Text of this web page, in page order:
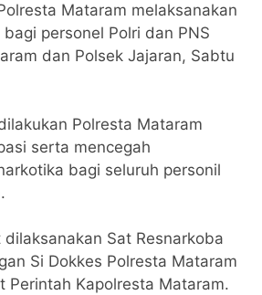
Mataram melaksanakan
personel Polri dan PNS
dan Polsek Jajaran, Sabtu
Polresta Mataram
serta mencegah
bagi seluruh personil
Sat Resnarkoba
Si Dokkes Polresta Mataram
Perintah Kapolresta Mataram.